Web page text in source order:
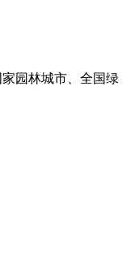
园林城市、全国绿